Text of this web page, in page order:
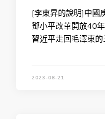
[李東昇的說明]中
鄧小平改革開放40
習近平走回毛澤東
2023-08-21